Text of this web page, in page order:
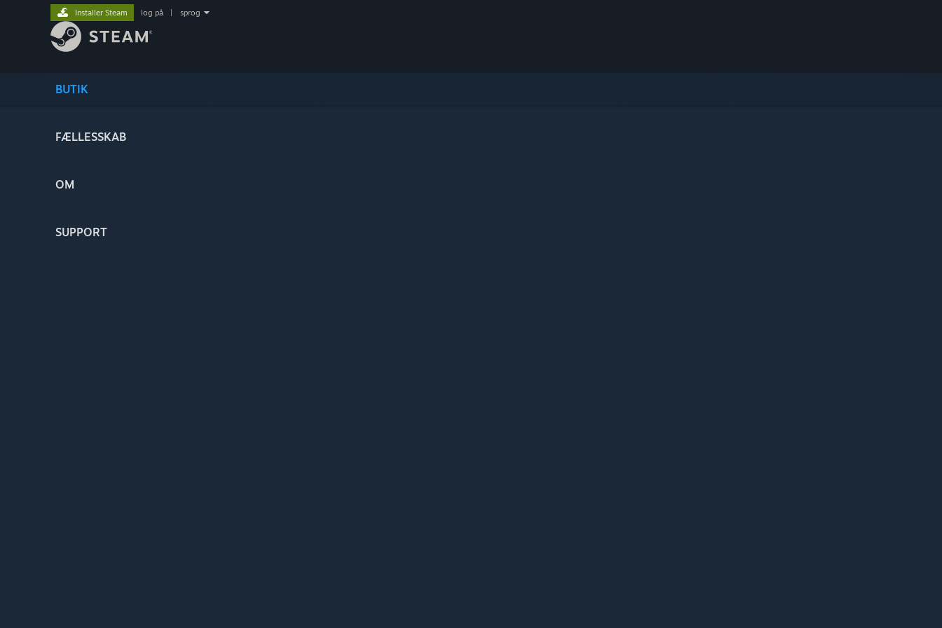
BUTIK
FÆLLESSKAB
OM
SUPPORT
Installer Steam log på sprog